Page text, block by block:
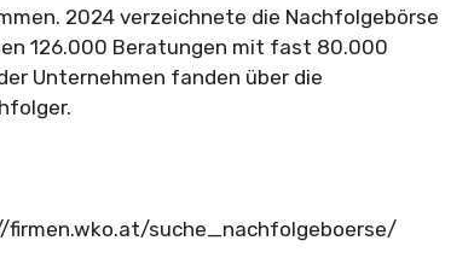
2024 verzeichnete die Nachfolgebörse
126.000 Beratungen mit fast 80.000
Unternehmen fanden über die
firmen.wko.at/suche_nachfolgeboerse/